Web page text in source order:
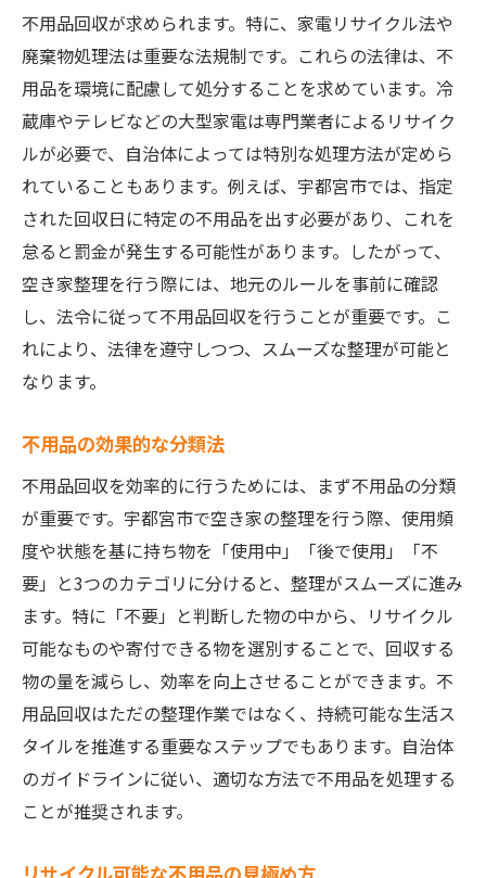
者が教えるコツ
空き家を価値あるスペースに変える方法
プロのアドバイスを活用した整理術
空き家の活用事例とその効果
宇都宮市の特性を活かした不用品回収
不用品回収後の効果的なスペース利用法
不用品回収で得られる生活の質の向上
宇都宮市での不用品回収を活用した持続可能な
生活への第一歩
持続可能な生活とは何か
リサイクル率を高めるための工夫
持続可能な社会に向けた取り組み
不用品回収がもたらす地域への貢献
地元業者を使って宇都宮市の空き家をスッキリ
片付ける方法
地元業者の選び方とその利点
安心できる業者との契約方法
スムーズな不用品回収の進め方
地元業者から学ぶ片付けの知恵
トラブルを避けるための事前準備
業者利用後のフォローアップ方法
不用品回収が求められます。特に、家電リサイクル法や
廃棄物処理法は重要な法規制です。これらの法律は、不
用品を環境に配慮して処分することを求めています。冷
蔵庫やテレビなどの大型家電は専門業者によるリサイク
ルが必要で、自治体によっては特別な処理方法が定めら
れていることもあります。例えば、宇都宮市では、指定
された回収日に特定の不用品を出す必要があり、これを
怠ると罰金が発生する可能性があります。したがって、
空き家整理を行う際には、地元のルールを事前に確認
し、法令に従って不用品回収を行うことが重要です。こ
れにより、法律を遵守しつつ、スムーズな整理が可能と
なります。
不用品の効果的な分類法
不用品回収を効率的に行うためには、まず不用品の分類
が重要です。宇都宮市で空き家の整理を行う際、使用頻
度や状態を基に持ち物を「使用中」「後で使用」「不
要」と3つのカテゴリに分けると、整理がスムーズに進み
ます。特に「不要」と判断した物の中から、リサイクル
可能なものや寄付できる物を選別することで、回収する
物の量を減らし、効率を向上させることができます。不
用品回収はただの整理作業ではなく、持続可能な生活ス
タイルを推進する重要なステップでもあります。自治体
のガイドラインに従い、適切な方法で不用品を処理する
ことが推奨されます。